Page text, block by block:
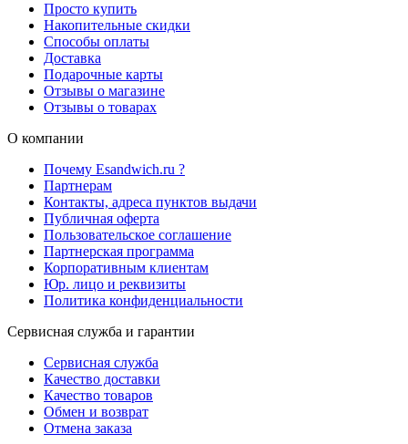
Просто купить
Накопительные скидки
Способы оплаты
Доставка
Подарочные карты
Отзывы о магазине
Отзывы о товарах
О компании
Почему Esandwich.ru ?
Партнерам
Контакты, адреса пунктов выдачи
Публичная оферта
Пользовательское соглашение
Партнерская программа
Корпоративным клиентам
Юр. лицо и реквизиты
Политика конфиденциальности
Сервисная служба и гарантии
Сервисная служба
Качество доставки
Качество товаров
Обмен и возврат
Отмена заказа